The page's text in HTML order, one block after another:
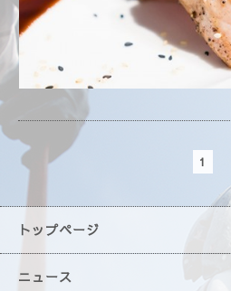
1
トップページ
ニュース